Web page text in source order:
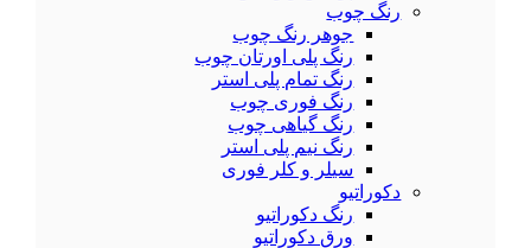
رنگ چوب
جوهر رنگ چوب
رنگ پلی اورتان چوب
رنگ تمام پلی استر
رنگ فوری چوب
رنگ گیاهی چوب
رنگ نیم پلی استر
سیلر و کلر فوری
دکوراتیو
رنگ دکوراتیو
ورق دکوراتیو